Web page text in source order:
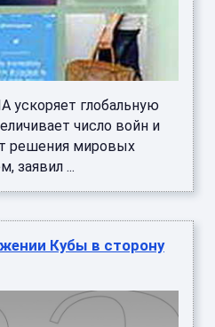
ускоряет глобальную
число войн и
решения мировых
заявил ...
Кубы в сторону